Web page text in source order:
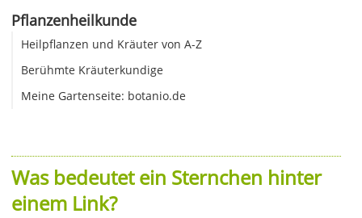
Pflanzenheilkunde
Heilpflanzen und Kräuter von A-Z
Berühmte Kräuterkundige
Meine Gartenseite: botanio.de
Was bedeutet ein Sternchen hinter
einem Link?